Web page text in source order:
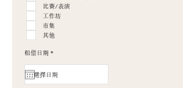
比賽/表演
工作坊
市集
其他
租借日期 *r
q
i
r